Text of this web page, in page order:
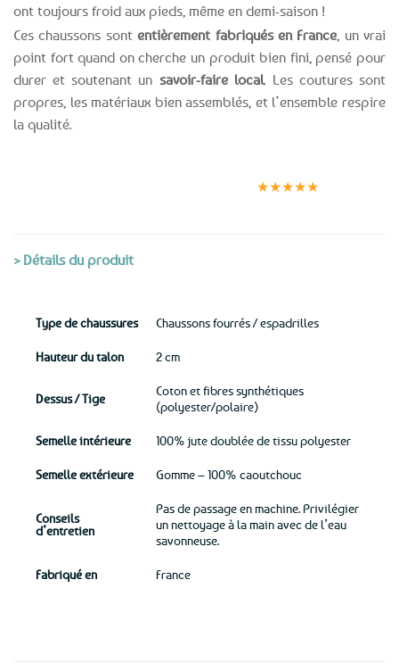
ont toujours froid aux pieds, même en demi-saison !
Ces chaussons sontentièrement fabriqués en France, un vrai
point fort quand on cherche un produit bien fini, pensé pour
durer et soutenant un savoir-faire local. Les coutures sont
propres, les matériaux bien assemblés, et l’ensemble respire
la qualité.
★★★★★
> Détails du produit
Type de chaussures Chaussons fourrés / espadrilles
Hauteur du talon 2 cm
Dessus / Tige
Coton et fibres synthétiques
(polyester/polaire)
Semelle intérieure 100% jute doublée de tissu polyester
Semelle extérieure Gomme – 100% caoutchouc
Conseils
d’entretien
Pas de passage en machine. Privilégier
un nettoyage à la main avec de l’eau
savonneuse.
Fabriqué en France